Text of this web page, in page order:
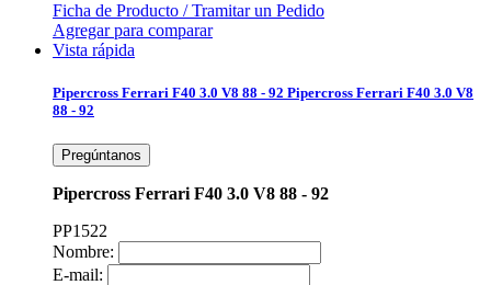
Ficha de Producto / Tramitar un Pedido
Agregar para comparar
Vista rápida
Pipercross Ferrari F40 3.0 V8 88 - 92 Pipercross Ferrari F40 3.0 V8
88 - 92
Pregúntanos
Pipercross Ferrari F40 3.0 V8 88 - 92
PP1522
Nombre:
E-mail: